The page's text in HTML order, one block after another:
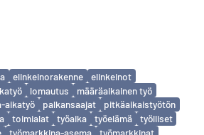
elinkeinorakenne
elinkeinot
lomautus
määräaikainen työ
aikatyö palkansaajat
pitkäaikaistyötön
toimialat työaika työelämä
työlliset
työmarkkina-asema
työmarkkinat